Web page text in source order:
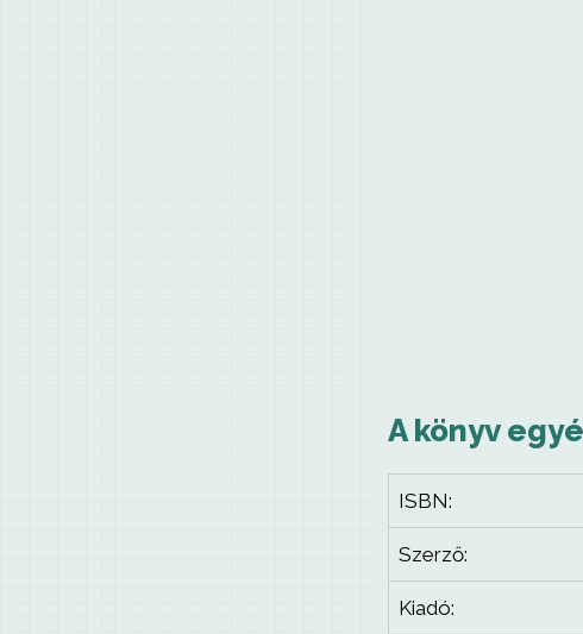
A könyv
ISBN:
Szerző:
Kiadó: